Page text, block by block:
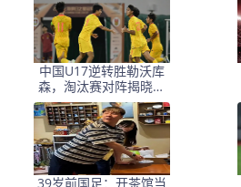
中国U17逆转胜勒沃库
森，淘汰赛对阵揭晓：
国足将战河床，上海迎
战阿森纳
39岁前国足：开茶馆当